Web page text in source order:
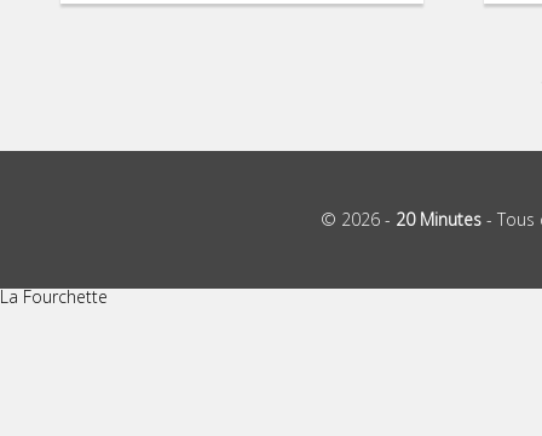
© 2026 - 20 Minutes -
La Fourchette